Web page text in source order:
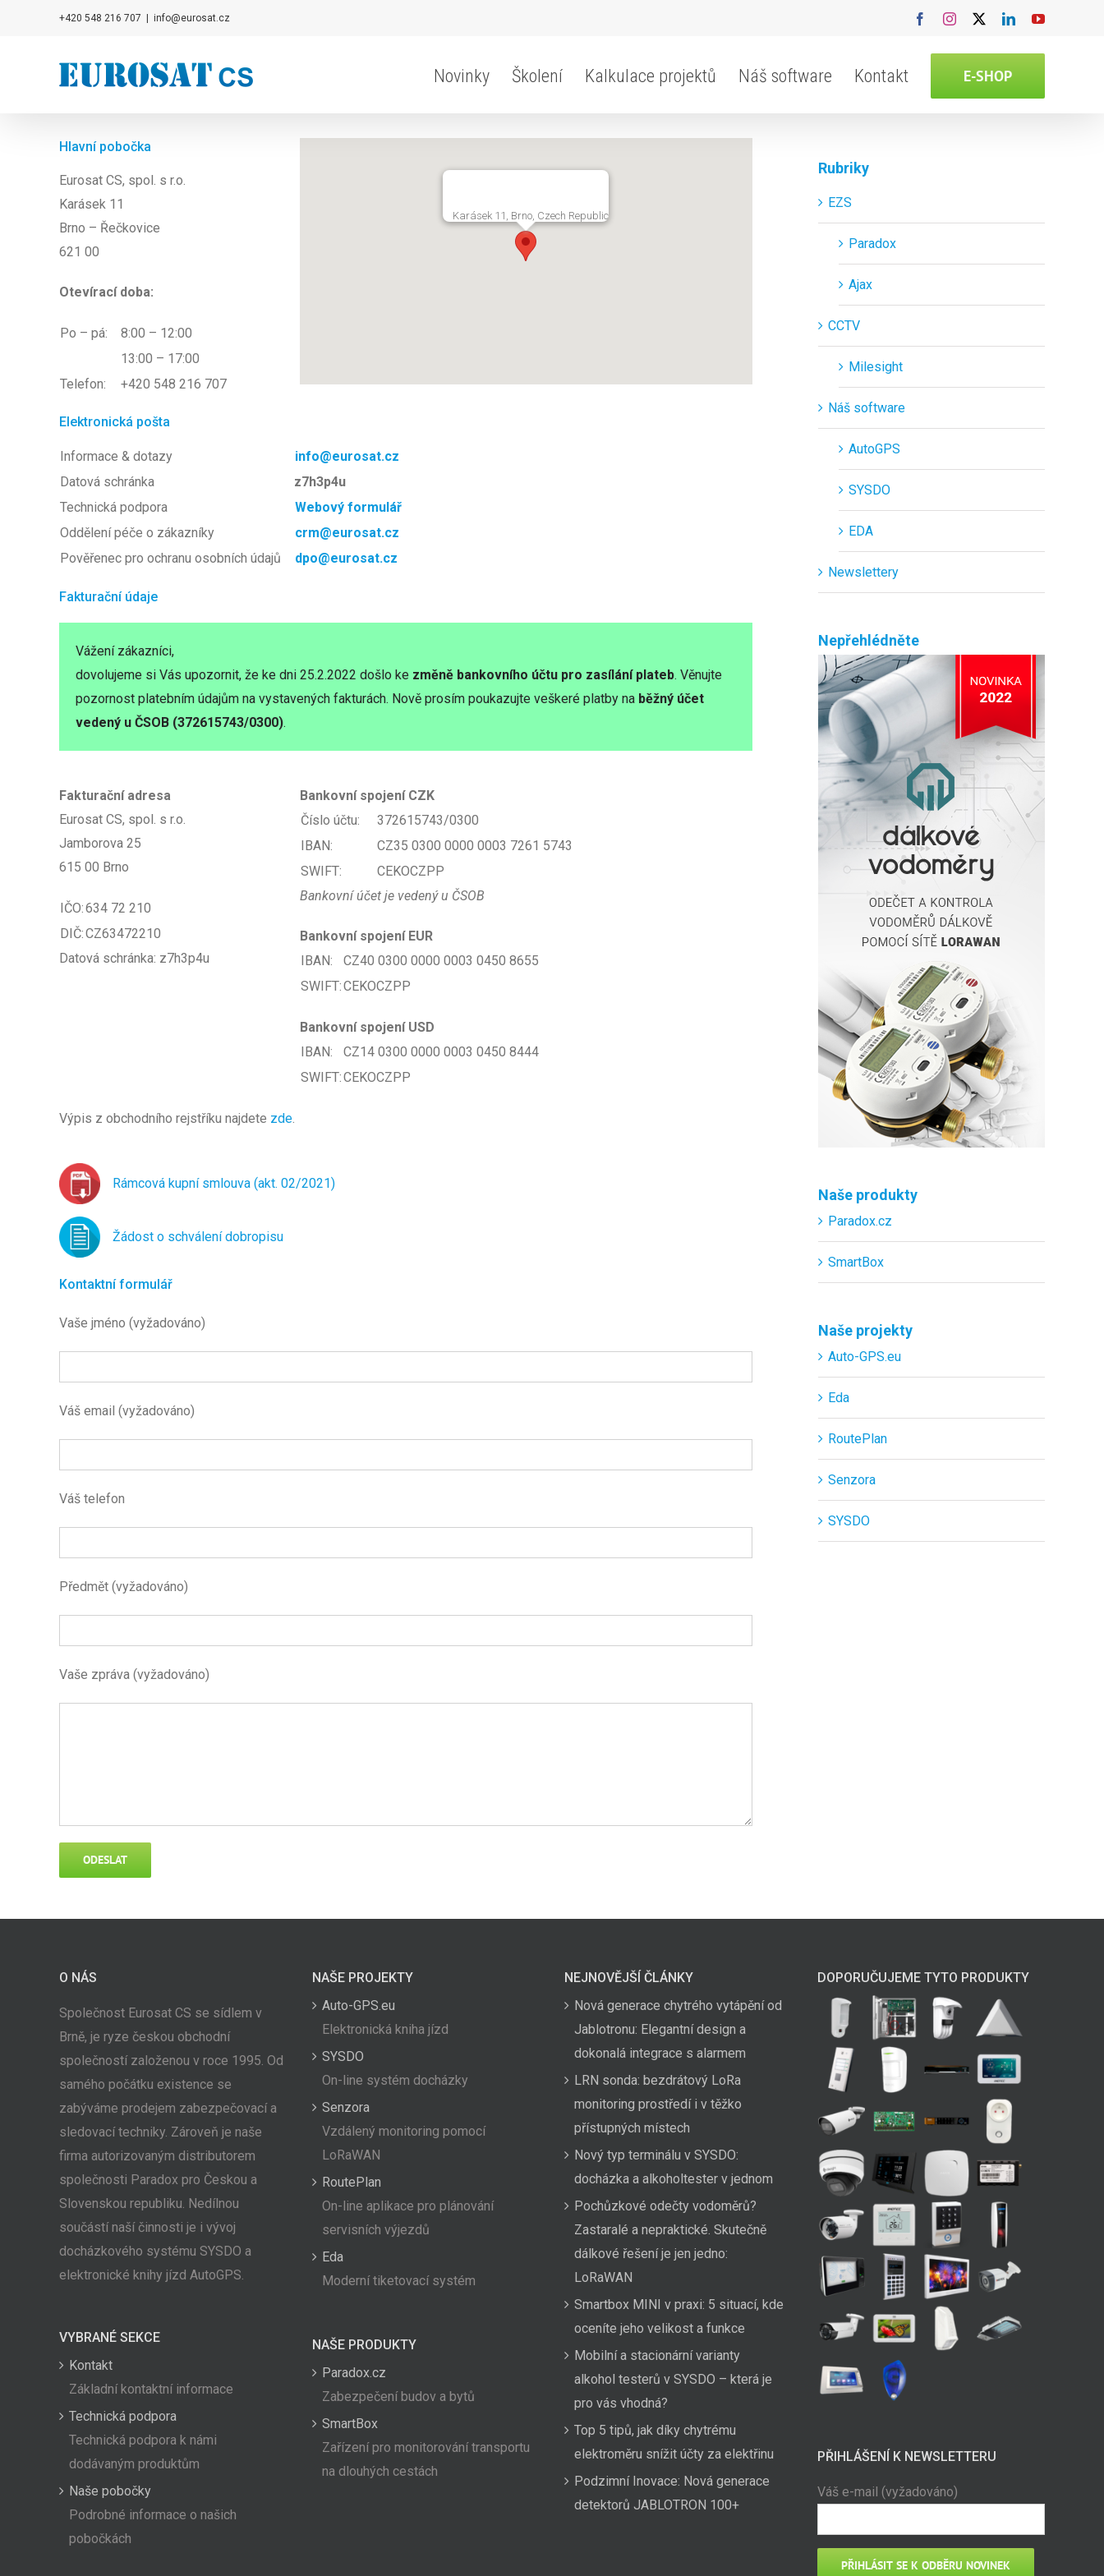
+420 548 216 707 info@eurosat.cz FacebookInstagram LinkedInYouTube
Novinky Školení Kalkulace projektů Náš software Kontakt E-SHOP
Hlavní pobočka
Eurosat CS, spol. s r.o.
Karásek 11
Brno – Řečkovice
621 00
Otevírací doba:
Po – pá:
8:00 – 12:00
13:00 – 17:00
Telefon:
+420 548 216 707
Karásek 11, Brno, Czech Republic
Elektronická pošta
Informace & dotazy
info@eurosat.cz
Datová schránka
z7h3p4u
Technická podpora
Webový formulář
Oddělení péče o zákazníky
crm@eurosat.cz
Pověřenec pro ochranu osobních údajů
dpo@eurosat.cz
Fakturační údaje
Vážení zákazníci,
dovolujeme si Vás upozornit, že ke dni 25.2.2022 došlo ke změně bankovního účtu pro zasílání plateb. Věnujte
pozornost platebním údajům na vystavených fakturách. Nově prosím poukazujte veškeré platby na běžný účet
vedený u ČSOB (372615743/0300).
Fakturační adresa
Eurosat CS, spol. s r.o.
Jamborova 25
615 00 Brno
IČO:634 72 210
DIČ:CZ63472210
Datová schránka: z7h3p4u
Bankovní spojení CZK
Číslo účtu:
372615743/0300
IBAN:
CZ35 0300 0000 0003 7261 5743
SWIFT:
CEKOCZPP
Bankovní účet je vedený u ČSOB
Bankovní spojení EUR
IBAN:
CZ40 0300 0000 0003 0450 8655
SWIFT:CEKOCZPP
Bankovní spojení USD
IBAN:
CZ14 0300 0000 0003 0450 8444
SWIFT:CEKOCZPP
Výpis z obchodního rejstříku najdete zde.
Rámcová kupní smlouva (akt. 02/2021)
Žádost o schválení dobropisu
Kontaktní formulář
Vaše jméno (vyžadováno)
Váš email (vyžadováno)
Váš telefon
Předmět (vyžadováno)
Vaše zpráva (vyžadováno)
Rubriky
EZS
Paradox
Ajax
CCTV
Milesight
Náš software
AutoGPS
SYSDO
EDA
Newslettery
Nepřehlédněte
Naše produkty
Paradox.cz
SmartBox
Naše projekty
Auto-GPS.eu
Eda
RoutePlan
Senzora
SYSDO
O NÁS
Společnost Eurosat CS se sídlem v
Brně, je ryze českou obchodní
společností založenou v roce 1995. Od
samého počátku existence se
zabýváme prodejem zabezpečovací a
sledovací techniky. Zároveň je naše
firma autorizovaným distributorem
společnosti Paradox pro Českou a
Slovenskou republiku. Nedílnou
součástí naší činnosti je i vývoj
docházkového systému SYSDO a
elektronické knihy jízd AutoGPS.
VYBRANÉ SEKCE
Kontakt
Základní kontaktní informace
Technická podpora
Technická podpora k námi
dodávaným produktům
Naše pobočky
Podrobné informace o našich
pobočkách
NAŠE PROJEKTY
Auto-GPS.eu
Elektronická kniha jízd
SYSDO
On-line systém docházky
Senzora
Vzdálený monitoring pomocí
LoRaWAN
RoutePlan
On-line aplikace pro plánování
servisních výjezdů
Eda
Moderní tiketovací systém
NAŠE PRODUKTY
Paradox.cz
Zabezpečení budov a bytů
SmartBox
Zařízení pro monitorování transportu
na dlouhých cestách
NEJNOVĚJŠÍ ČLÁNKY
Nová generace chytrého vytápění od
Jablotronu: Elegantní design a
dokonalá integrace s alarmem
LRN sonda: bezdrátový LoRa
monitoring prostředí i v těžko
přístupných místech
Nový typ terminálu v SYSDO:
docházka a alkoholtester v jednom
Pochůzkové odečty vodoměrů?
Zastaralé a nepraktické. Skutečně
dálkové řešení je jen jedno:
LoRaWAN
Smartbox MINI v praxi: 5 situací, kde
oceníte jeho velikost a funkce
Mobilní a stacionární varianty
alkohol testerů v SYSDO – která je
pro vás vhodná?
Top 5 tipů, jak díky chytrému
elektroměru snížit účty za elektřinu
Podzimní Inovace: Nová generace
detektorů JABLOTRON 100+
DOPORUČUJEME TYTO PRODUKTY
PŘIHLÁŠENÍ K NEWSLETTERU
Váš e-mail (vyžadováno)